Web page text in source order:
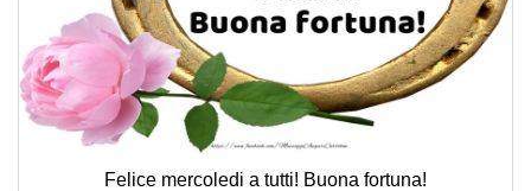
Felice mercoledi a tutti! Buona fortuna!